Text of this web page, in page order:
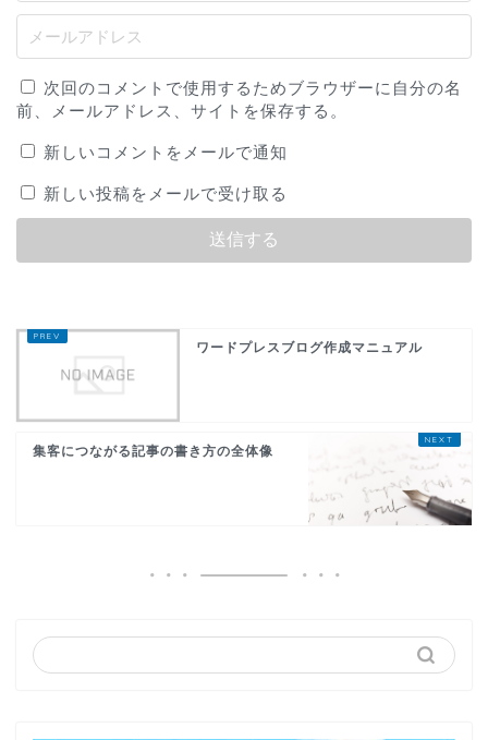
次回のコメントで使用するためブラウザーに自分の名
前、メールアドレス、サイトを保存する。
新しいコメントをメールで通知
新しい投稿をメールで受け取る
ワードプレスブログ作成マニュアル
集客につながる記事の書き方の全体像